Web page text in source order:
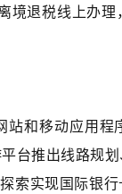
境退税线上办
和移动应用
台推出线路规划
索实现国际银